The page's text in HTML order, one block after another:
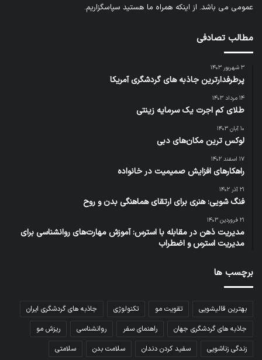
عمومی می باشد. از اینکه همراه ما هستید سپاسگزاریم.
مطالب تصادفی
۳ شهریور ۱۴۰۳
پرطرفدارترین جاذبه‌ های گردشگری آمریکا
۱۴ مرداد ۱۴۰۳
طلای کم اجرت یک سرمایه زینتی
۱۰ آبان ۱۴۰۳
لوکس‌ ترین مکان‌های دبی
۱۷ اسفند ۱۴۰۲
راهکارهای افزایش صمیمیت در خانواده
۲۱ آذر ۱۴۰۲
فنگ شویی: هنری برای ارتقای هماهنگی بدن و روح
۲۱ فروردین ۱۴۰۳
مدیریت ذهن در مقابله با استرس: آموزش مهارت‌های روانشناسی برای
مدیریت استرس و اضطراب
برچسب ها
بهترین قالیشویی تقویت مو تکنولوژی
جاذبه های گردشگری ایران
جاذبه های گردشگری جهان
راهنمای سفر روانشناسی
ریزش مو
زندگی زناشویی
سفید کردن دندان سلامت بدن
سلامتی